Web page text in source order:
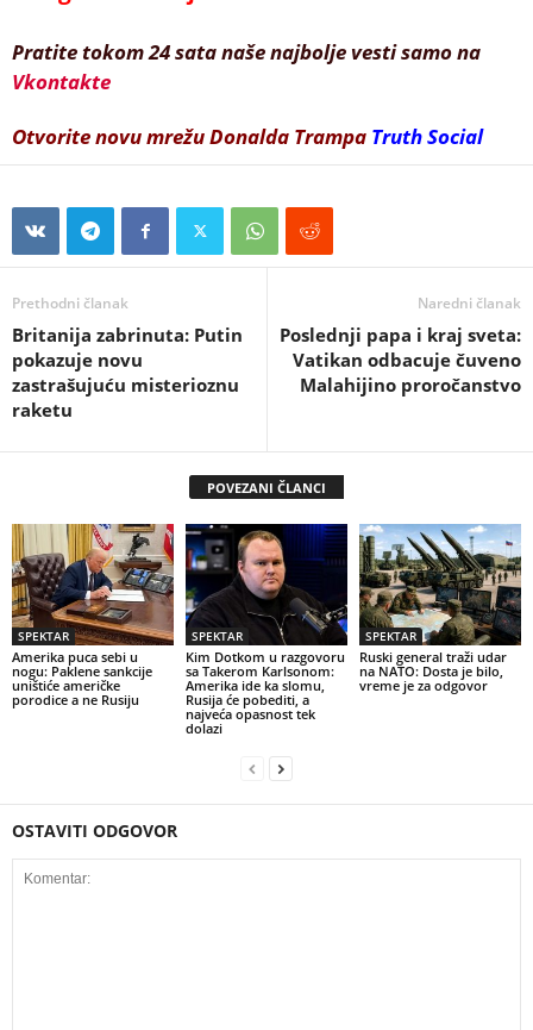
Pratite tokom 24 sata naše najbolje vesti samo na
Vkontakte
Otvorite novu mrežu Donalda Trampa Truth Social
Prethodni članak
Britanija zabrinuta: Putin
pokazuje novu
zastrašujuću misterioznu
raketu
Naredni članak
Poslednji papa i kraj sveta:
Vatikan odbacuje čuveno
Malahijino proročanstvo
POVEZANI ČLANCI
SPEKTAR
Amerika puca sebi u
nogu: Paklene sankcije
uništiće američke
porodice a ne Rusiju
SPEKTAR
Kim Dotkom u razgovoru
sa Takerom Karlsonom:
Amerika ide ka slomu,
Rusija će pobediti, a
najveća opasnost tek
dolazi
SPEKTAR
Ruski general traži udar
na NATO: Dosta je bilo,
vreme je za odgovor
OSTAVITI ODGOVOR